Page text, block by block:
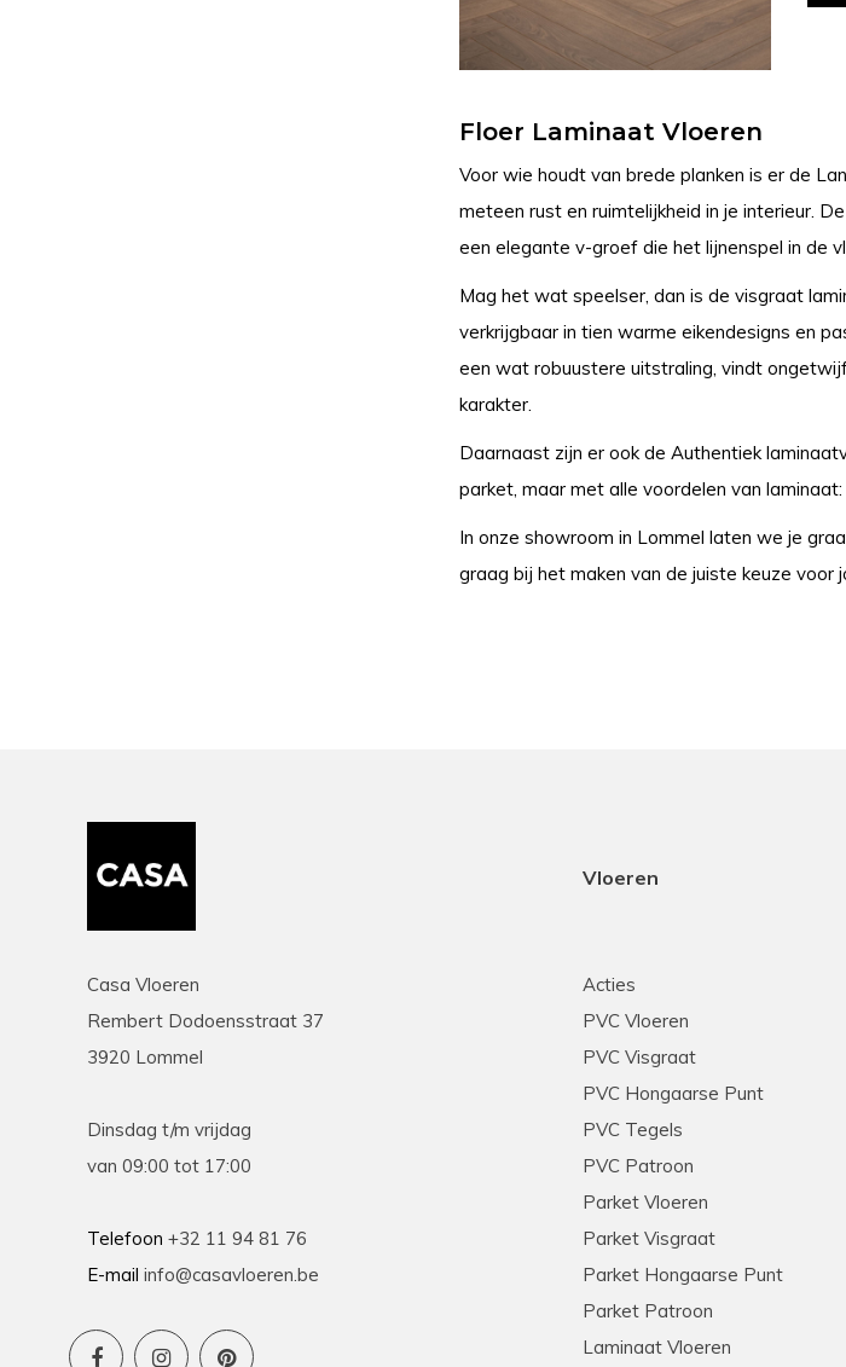
Floer Laminaat Vloeren
Voor wie houdt van brede planken is er de
meteen rust en ruimtelijkheid in je interieur.
een elegante v-groef die het lijnenspel in de
Mag het wat speelser, dan is de visgraat
verkrijgbaar in tien warme eikendesigns en
een wat robuustere uitstraling, vindt
karakter.
Daarnaast zijn er ook de Authentiek
parket, maar met alle voordelen van
In onze showroom in Lommel laten we je
graag bij het maken van de juiste keuze voor
Casa Vloeren
Rembert Dodoensstraat 37
3920 Lommel
Dinsdag t/m vrijdag
van 09:00 tot 17:00
Telefoon +32 11 94 81 76
E-mail info@casavloeren.be
Vloeren
Acties
PVC Vloeren
PVC Visgraat
PVC Hongaarse Punt
PVC Tegels
PVC Patroon
Parket Vloeren
Parket Visgraat
Parket Hongaarse Punt
Parket Patroon
Laminaat Vloeren